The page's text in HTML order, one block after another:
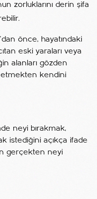
zorluklarını derin şifa
önce, hayatındaki
eski yaraları veya
alanları gözden
kendini
neyi bırakmak,
istediğini açıkça ifade
gerçekten neyi